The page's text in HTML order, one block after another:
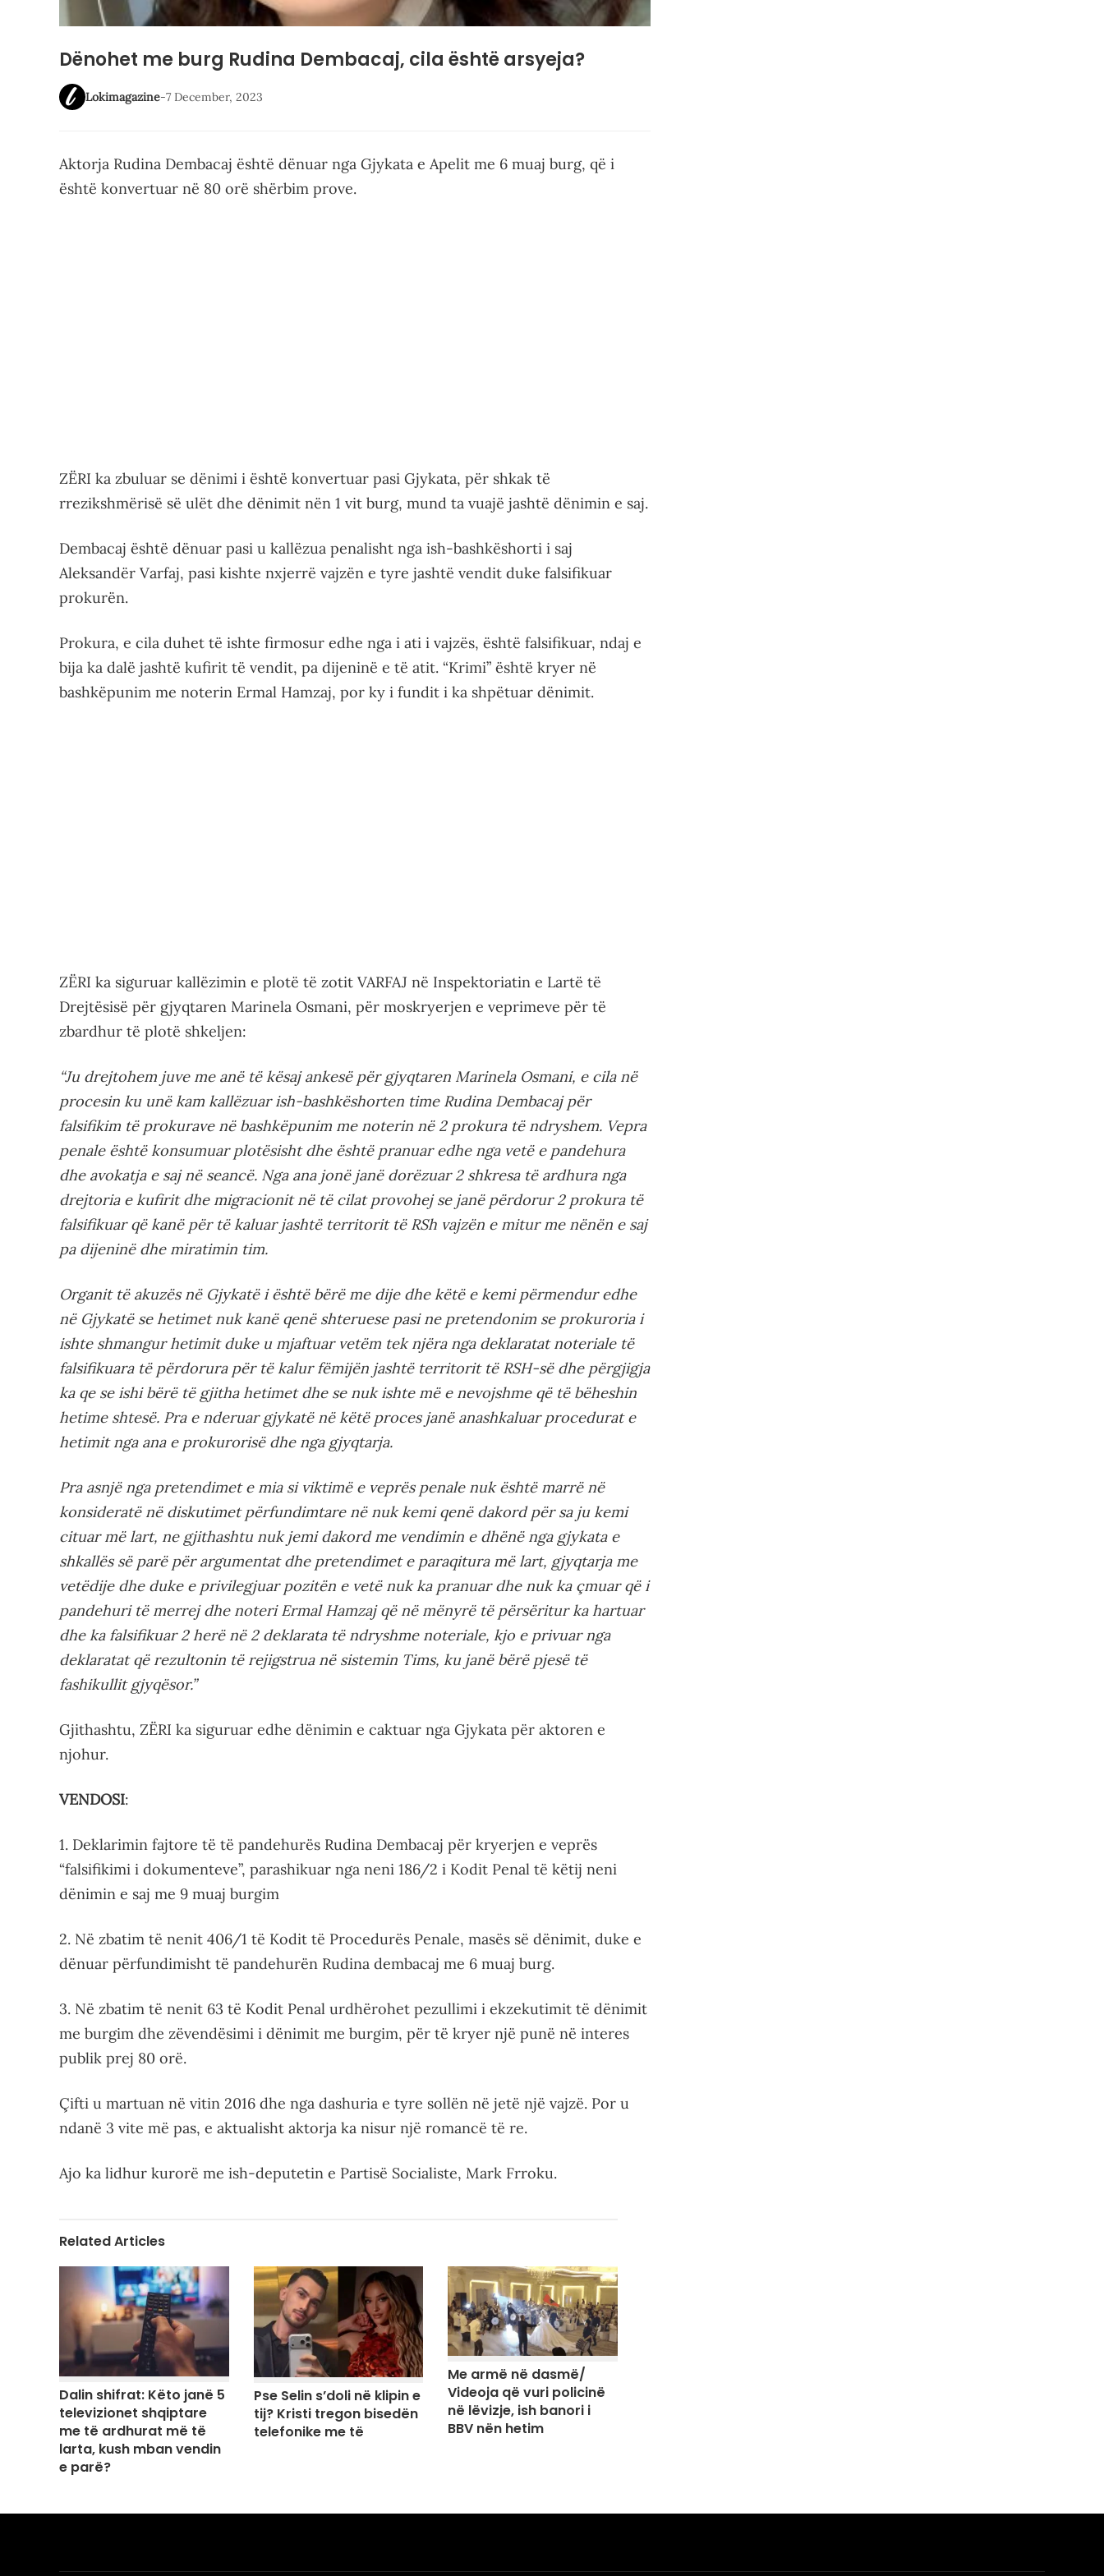
Dënohet me burg Rudina Dembacaj, cila është arsyeja?
Lokimagazine-7 December, 2023
Aktorja Rudina Dembacaj është dënuar nga Gjykata e Apelit me 6 muaj burg, që i
është konvertuar në 80 orë shërbim prove.
ZËRI ka zbuluar se dënimi i është konvertuar pasi Gjykata, për shkak të
rrezikshmërisë së ulët dhe dënimit nën 1 vit burg, mund ta vuajë jashtë dënimin e saj.
Dembacaj është dënuar pasi u kallëzua penalisht nga ish-bashkëshorti i saj
Aleksandër Varfaj, pasi kishte nxjerrë vajzën e tyre jashtë vendit duke falsifikuar
prokurën.
Prokura, e cila duhet të ishte firmosur edhe nga i ati i vajzës, është falsifikuar, ndaj e
bija ka dalë jashtë kufirit të vendit, pa dijeninë e të atit. “Krimi” është kryer në
bashkëpunim me noterin Ermal Hamzaj, por ky i fundit i ka shpëtuar dënimit.
ZËRI ka siguruar kallëzimin e plotë të zotit VARFAJ në Inspektoriatin e Lartë të
Drejtësisë për gjyqtaren Marinela Osmani, për moskryerjen e veprimeve për të
zbardhur të plotë shkeljen:
“Ju drejtohem juve me anë të kësaj ankesë për gjyqtaren Marinela Osmani, e cila në
procesin ku unë kam kallëzuar ish-bashkëshorten time Rudina Dembacaj për
falsifikim të prokurave në bashkëpunim me noterin në 2 prokura të ndryshem. Vepra
penale është konsumuar plotësisht dhe është pranuar edhe nga vetë e pandehura
dhe avokatja e saj në seancë. Nga ana jonë janë dorëzuar 2 shkresa të ardhura nga
drejtoria e kufirit dhe migracionit në të cilat provohej se janë përdorur 2 prokura të
falsifikuar që kanë për të kaluar jashtë territorit të RSh vajzën e mitur me nënën e saj
pa dijeninë dhe miratimin tim.
Organit të akuzës në Gjykatë i është bërë me dije dhe këtë e kemi përmendur edhe
në Gjykatë se hetimet nuk kanë qenë shteruese pasi ne pretendonim se prokuroria i
ishte shmangur hetimit duke u mjaftuar vetëm tek njëra nga deklaratat noteriale të
falsifikuara të përdorura për të kalur fëmijën jashtë territorit të RSH-së dhe përgjigja
ka qe se ishi bërë të gjitha hetimet dhe se nuk ishte më e nevojshme që të bëheshin
hetime shtesë. Pra e nderuar gjykatë në këtë proces janë anashkaluar procedurat e
hetimit nga ana e prokurorisë dhe nga gjyqtarja.
Pra asnjë nga pretendimet e mia si viktimë e veprës penale nuk është marrë në
konsideratë në diskutimet përfundimtare në nuk kemi qenë dakord për sa ju kemi
cituar më lart, ne gjithashtu nuk jemi dakord me vendimin e dhënë nga gjykata e
shkallës së parë për argumentat dhe pretendimet e paraqitura më lart, gjyqtarja me
vetëdije dhe duke e privilegjuar pozitën e vetë nuk ka pranuar dhe nuk ka çmuar që i
pandehuri të merrej dhe noteri Ermal Hamzaj që në mënyrë të përsëritur ka hartuar
dhe ka falsifikuar 2 herë në 2 deklarata të ndryshme noteriale, kjo e privuar nga
deklaratat që rezultonin të rejigstrua në sistemin Tims, ku janë bërë pjesë të
fashikullit gjyqësor.”
Gjithashtu, ZËRI ka siguruar edhe dënimin e caktuar nga Gjykata për aktoren e
njohur.
VENDOSI:
1. Deklarimin fajtore të të pandehurës Rudina Dembacaj për kryerjen e veprës
“falsifikimi i dokumenteve”, parashikuar nga neni 186/2 i Kodit Penal të këtij neni
dënimin e saj me 9 muaj burgim
2. Në zbatim të nenit 406/1 të Kodit të Procedurës Penale, masës së dënimit, duke e
dënuar përfundimisht të pandehurën Rudina dembacaj me 6 muaj burg.
3. Në zbatim të nenit 63 të Kodit Penal urdhërohet pezullimi i ekzekutimit të dënimit
me burgim dhe zëvendësimi i dënimit me burgim, për të kryer një punë në interes
publik prej 80 orë.
Çifti u martuan në vitin 2016 dhe nga dashuria e tyre sollën në jetë një vajzë. Por u
ndanë 3 vite më pas, e aktualisht aktorja ka nisur një romancë të re.
Ajo ka lidhur kurorë me ish-deputetin e Partisë Socialiste, Mark Frroku.
Related Articles
Dalin shifrat: Këto janë 5
televizionet shqiptare
me të ardhurat më të
larta, kush mban vendin
e parë?
Pse Selin s’doli në klipin e
tij? Kristi tregon bisedën
telefonike me të
Me armë në dasmë/
Videoja që vuri policinë
në lëvizje, ish banori i
BBV nën hetim